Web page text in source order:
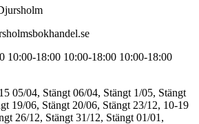
10:00-18:00 10:00-18:00 10:00-18:00
05/04, Stängt 06/04, Stängt 1/05, Stängt
19/06, Stängt 20/06, Stängt 23/12, 10-19
26/12, Stängt 31/12, Stängt 01/01,